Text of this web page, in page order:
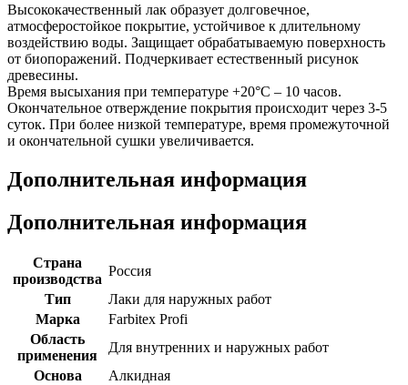
Высококачественный лак образует долговечное,
атмосферостойкое покрытие, устойчивое к длительному
воздействию воды. Защищает обрабатываемую поверхность
от биопоражений. Подчеркивает естественный рисунок
древесины.
Время высыхания при температуре +20°С – 10 часов.
Окончательное отверждение покрытия происходит через 3-5
суток. При более низкой температуре, время промежуточной
и окончательной сушки увеличивается.
Дополнительная информация
Дополнительная информация
Страна
производства
Россия
Тип
Лаки для наружных работ
Марка
Farbitex Profi
Область
применения
Для внутренних и наружных работ
Основа
Алкидная